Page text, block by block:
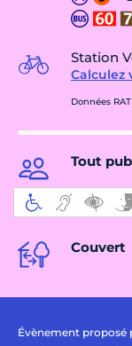
Station
Calculez
Données
Tout
Couvert
Évènement proposé